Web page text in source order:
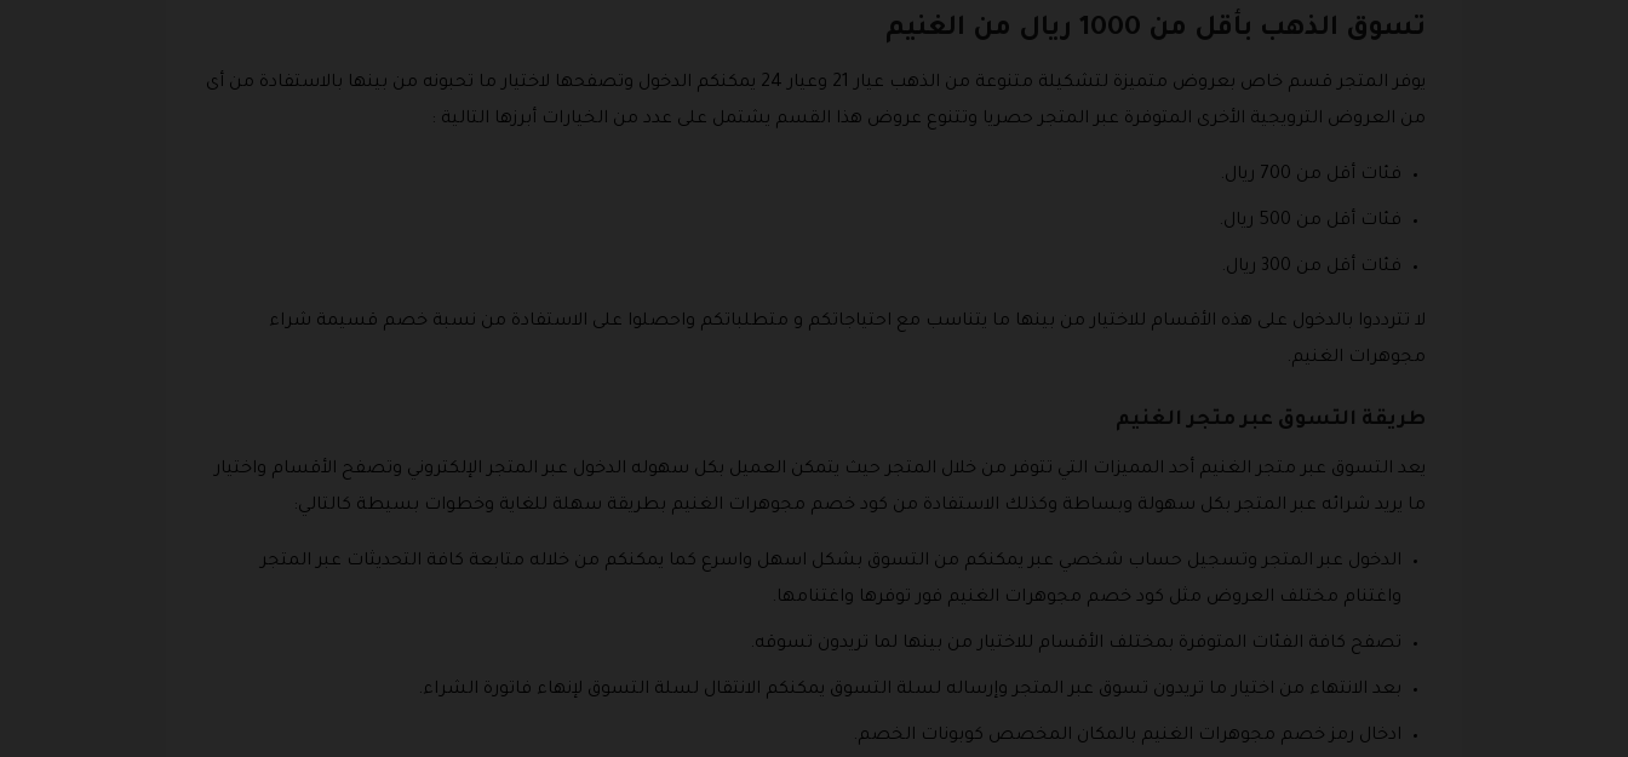
تسوق الذهب بأقل من 1000 ريال من الغنيم
يوفر المتجر قسم خاص بعروض متميزة لتشكيلة متنوعة من الذهب عيار 21 وعيار 24 يمكنكم الدخول وتصفحها لاختيار ما تحبونه من بينها بالاستفادة من أى
من العروض الترويجية الأخرى المتوفرة عبر المتجر حصريا وتتنوع عروض هذا القسم يشتمل على عدد من الخيارات أبرزها التالية :
فئات أقل من 700 ريال.
فئات أقل من 500 ريال.
فئات أقل من 300 ريال.
لا تترددوا بالدخول على هذه الأقسام للاختيار من بينها ما يتناسب مع احتياجاتكم و متطلباتكم واحصلوا على الاستفادة من نسبة خصم قسيمة شراء
مجوهرات الغنيم.
طريقة التسوق عبر متجر الغنيم
يعد التسوق عبر متجر الغنيم أحد المميزات التي تتوفر من خلال المتجر حيث يتمكن العميل بكل سهوله الدخول عبر المتجر الإلكتروني وتصفح الأقسام واختيار
ما يريد شرائه عبر المتجر بكل سهولة وبساطة وكذلك الاستفادة من كود خصم مجوهرات الغنيم بطريقة سهلة للغاية وخطوات بسيطة كالتالي:
الدخول عبر المتجر وتسجيل حساب شخصي عبر يمكنكم من التسوق بشكل اسهل واسرع كما يمكنكم من خلاله متابعة كافة التحديثات عبر المتجر
واغتنام مختلف العروض مثل كود خصم مجوهرات الغنيم فور توفرها واغتنامها.
تصفح كافة الفئات المتوفرة بمختلف الأقسام للاختيار من بينها لما تريدون تسوقه.
بعد الانتهاء من اختيار ما تريدون تسوق عبر المتجر وإرساله لسلة التسوق يمكنكم الانتقال لسلة التسوق لإنهاء فاتورة الشراء.
ادخال رمز خصم مجوهرات الغنيم بالمكان المخصص كوبونات الخصم.